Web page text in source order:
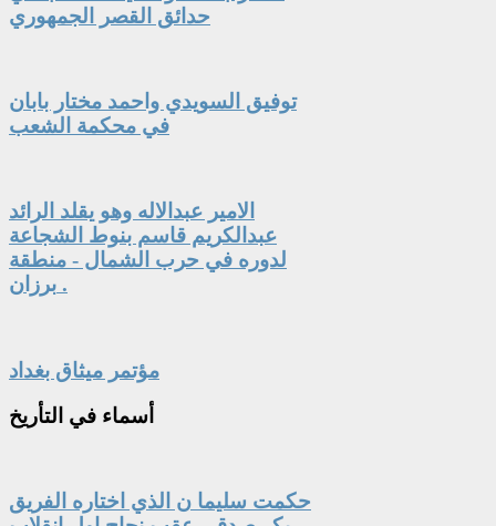
حدائق القصر الجمهوري
توفيق السويدي واحمد مختار بابان
في محكمة الشعب
الامير عبدالاله وهو يقلد الرائد
عبدالكريم قاسم بنوط الشجاعة
لدوره في حرب الشمال - منطقة
برزان .
مؤتمر ميثاق بغداد
أسماء في التأريخ
حكمت سليما ن الذي اختاره الفريق